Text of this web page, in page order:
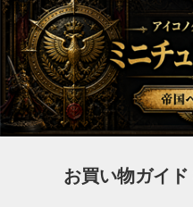
お買い物ガイド